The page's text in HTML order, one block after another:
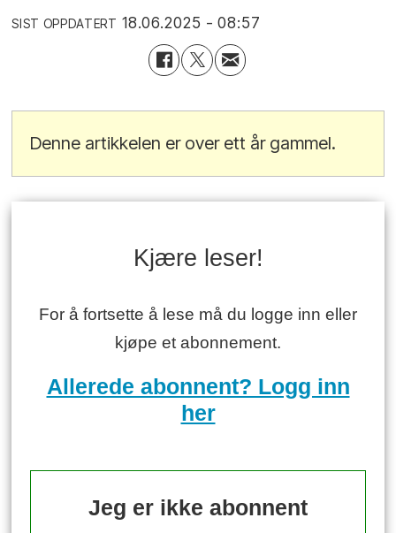
SIST OPPDATERT 18.06.2025 - 08:57
Denne artikkelen er over ett år gammel.
Kjære leser!
For å fortsette å lese må du logge inn eller
kjøpe et abonnement.
Allerede abonnent? Logg inn
her
Jeg er ikke abonnent